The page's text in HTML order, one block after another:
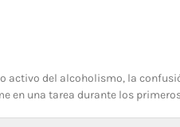
activo del alcoholismo, la
en una tarea durante los